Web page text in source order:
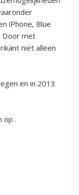
iPhone, Blue
Door met
niet alleen
en in 2013
op .